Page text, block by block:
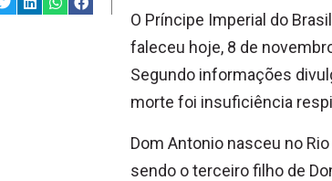
O Príncipe Imperial do
faleceu hoje, 8 de
Segundo informações
morte foi insuficiência
Dom Antonio nasceu no
sendo o terceiro filho de